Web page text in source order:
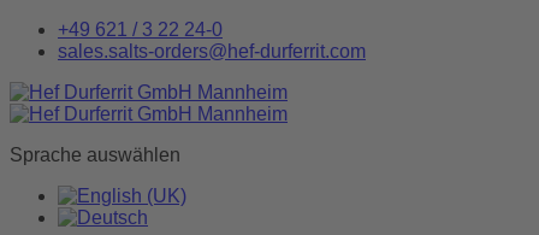
+49 621 / 3 22 24-0
sales.salts-orders@hef-durferrit.com
Sprache auswählen